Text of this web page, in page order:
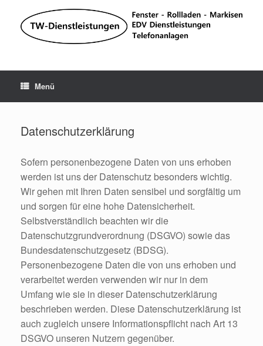
springen
Menü
Datenschutzerklärung
Sofern personenbezogene Daten von uns erhoben
werden ist uns der Datenschutz besonders wichtig.
Wir gehen mit Ihren Daten sensibel und sorgfältig um
und sorgen für eine hohe Datensicherheit.
Selbstverständlich beachten wir die
Datenschutzgrundverordnung (DSGVO) sowie das
Bundesdatenschutzgesetz (BDSG).
Personenbezogene Daten die von uns erhoben und
verarbeitet werden verwenden wir nur in dem
Umfang wie sie in dieser Datenschutzerklärung
beschrieben werden. Diese Datenschutzerklärung ist
auch zugleich unsere Informationspflicht nach Art 13
DSGVO unseren Nutzern gegenüber.